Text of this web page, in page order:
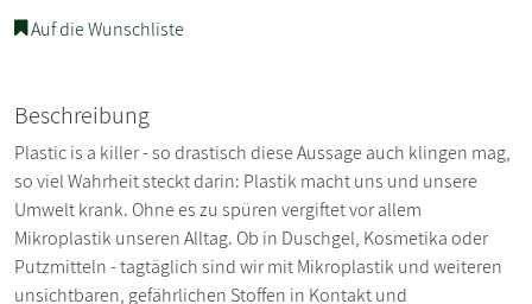
Auf die Wunschliste
Beschreibung
Plastic is a killer - so drastisch diese Aussage auch klingen mag,
so viel Wahrheit steckt darin: Plastik macht uns und unsere
Umwelt krank. Ohne es zu spüren vergiftet vor allem
Mikroplastik unseren Alltag. Ob in Duschgel, Kosmetika oder
Putzmitteln - tagtäglich sind wir mit Mikroplastik und weiteren
unsichtbaren, gefährlichen Stoffen in Kontakt und